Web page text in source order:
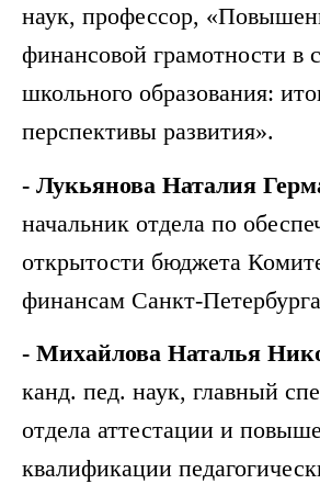
наук, профессор,
финансовой грамотности в
школьного образования:
перспективы развития».
- Лукьянова Наталия
начальник отдела по
открытости бюджета
финансам Санкт-
- Михайлова Наталья
канд. пед. наук, главный
отдела аттестации и
квалификации